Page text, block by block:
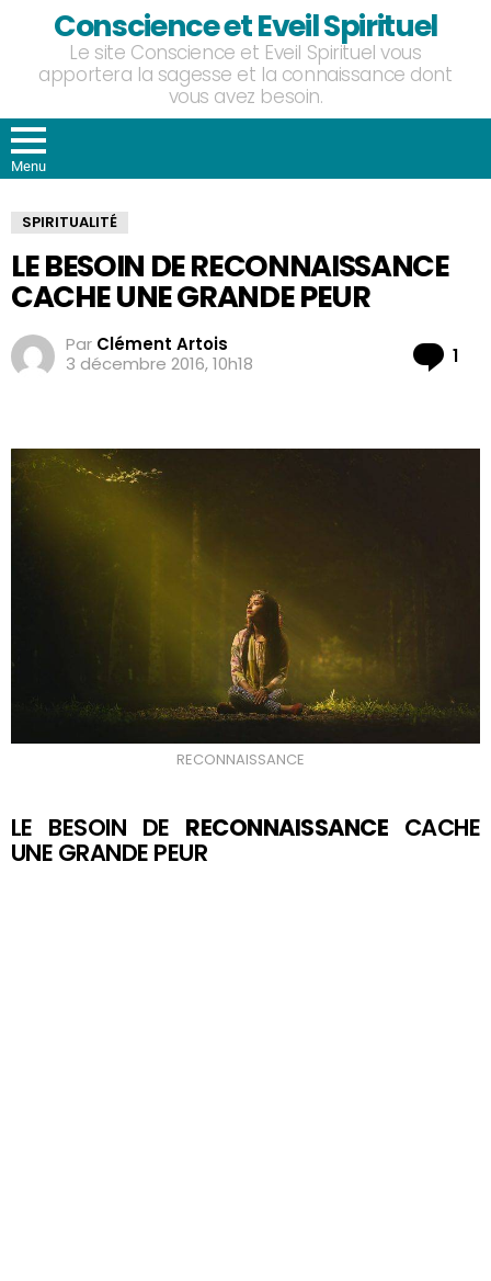
Conscience et Eveil Spirituel
Le site Conscience et Eveil Spirituel vous
apportera la sagesse et la connaissance dont
vous avez besoin.
Menu
SPIRITUALITÉ
LE BESOIN DE RECONNAISSANCE
CACHE UNE GRANDE PEUR
Par Clément Artois
3 décembre 2016, 10h18
1
RECONNAISSANCE
LE BESOIN DE RECONNAISSANCE CACHE
UNE GRANDE PEUR